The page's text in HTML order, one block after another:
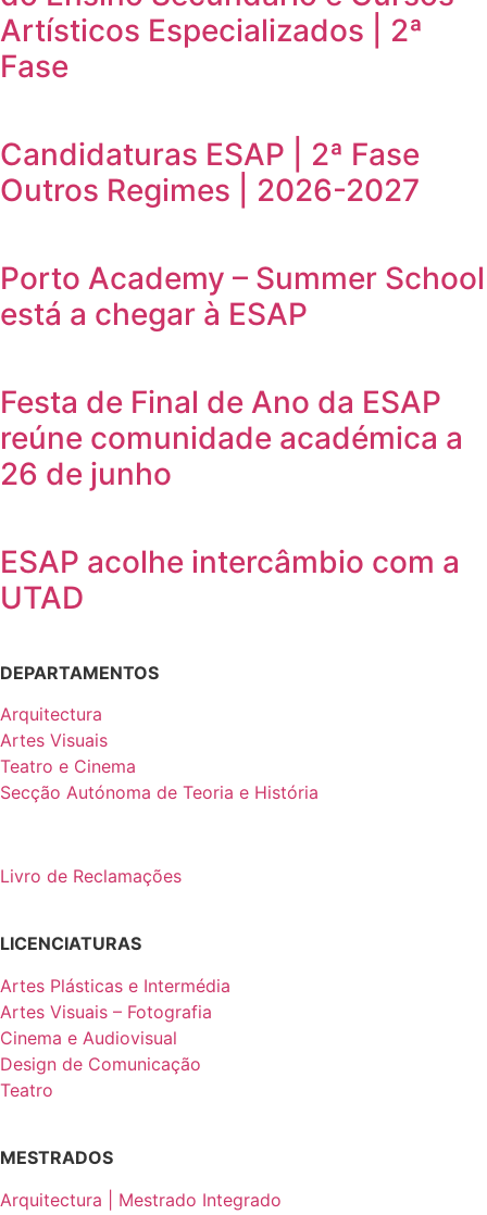
Artísticos Especializados | 2ª
Fase
Candidaturas ESAP | 2ª Fase
Outros Regimes | 2026-2027
Porto Academy – Summer School
está a chegar à ESAP
Festa de Final de Ano da ESAP
reúne comunidade académica a
26 de junho
ESAP acolhe intercâmbio com a
UTAD
DEPARTAMENTOS
Arquitectura
Artes Visuais
Teatro e Cinema
Secção Autónoma de Teoria e História
Livro de Reclamações
LICENCIATURAS
Artes Plásticas e Intermédia
Artes Visuais – Fotografia
Cinema e Audiovisual
Design de Comunicação
Teatro
MESTRADOS
Arquitectura | Mestrado Integrado